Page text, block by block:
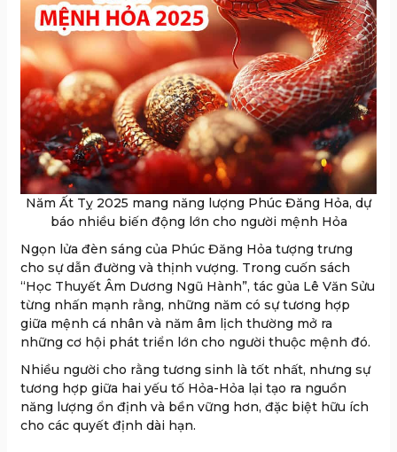
Năm Ất Tỵ 2025 mang năng lượng Phúc Đăng Hỏa, dự
báo nhiều biến động lớn cho người mệnh Hỏa
Ngọn lửa đèn sáng của Phúc Đăng Hỏa tượng trưng
cho sự dẫn đường và thịnh vượng. Trong cuốn sách
“Học Thuyết Âm Dương Ngũ Hành”, tác gủa Lê Văn Sửu
từng nhấn mạnh rằng, những năm có sự tương hợp
giữa mệnh cá nhân và năm âm lịch thường mở ra
những cơ hội phát triển lớn cho người thuộc mệnh đó.
Nhiều người cho rằng tương sinh là tốt nhất, nhưng sự
tương hợp giữa hai yếu tố Hỏa-Hỏa lại tạo ra nguồn
năng lượng ổn định và bền vững hơn, đặc biệt hữu ích
cho các quyết định dài hạn.